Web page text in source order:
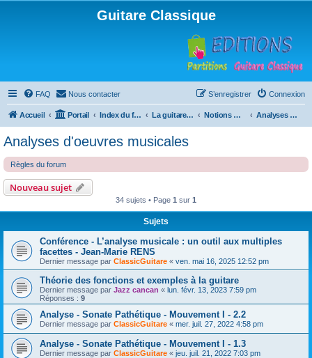
Guitare Classique
FAQ Nous contacter Connexion
S’enregistrer
Accueil Portail Index du forum La guitare : instrument, cours et théorie Notions musicales Analyses d'oeuvres musicales
Analyses d'oeuvres musicales
Règles du forum
Nouveau sujet
34 sujets • Page 1 sur 1
Sujets
Conférence - L’analyse musicale : un outil aux multiples
facettes - Jean-Marie RENS
Dernier message par ClassicGuitare « ven. mai 16, 2025 12:52 pm
Théorie des fonctions et exemples à la guitare
Dernier message par Jazz cancan « lun. févr. 13, 2023 7:59 pm
Réponses : 9
Analyse - Sonate Pathétique - Mouvement I - 2.2
Dernier message par ClassicGuitare « mer. juil. 27, 2022 4:58 pm
Analyse - Sonate Pathétique - Mouvement I - 1.3
Dernier message par ClassicGuitare « jeu. juil. 21, 2022 7:03 pm